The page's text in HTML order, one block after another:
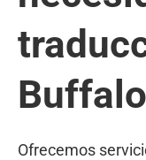
Ofrecemos